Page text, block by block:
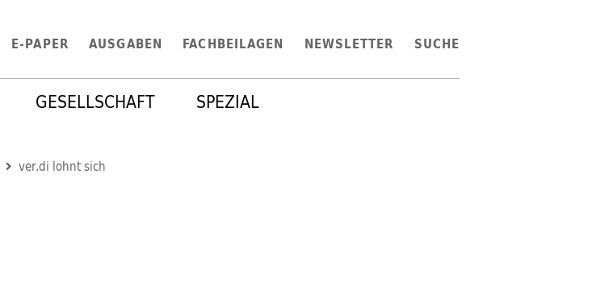
E-PAPER AUSGABEN FACHBEILAGEN NEWSLETTER SUCHE
GESELLSCHAFT SPEZIAL
ver.di lohnt sich